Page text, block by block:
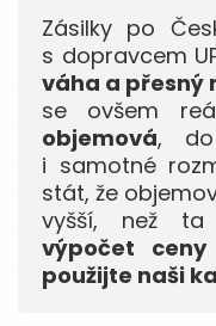
Zásilky po
s dopravcem
váha a přesný
se ovšem
objemová, do
i samotné
stát, že
vyšší, než ta
výpočet
použijte naši